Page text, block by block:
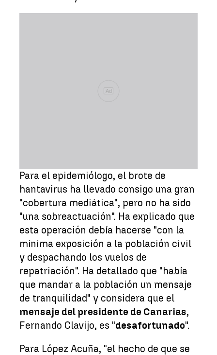
Ad
Para el epidemiólogo, el brote de
hantavirus ha llevado consigo una gran
"cobertura mediática", pero no ha sido
"una sobreactuación". Ha explicado que
esta operación debía hacerse "con la
mínima exposición a la población civil
y despachando los vuelos de
repatriación". Ha detallado que "había
que mandar a la población un mensaje
de tranquilidad" y considera que el
mensaje del presidente de Canarias,
Fernando Clavijo, es "desafortunado".
Para López Acuña, "el hecho de que se